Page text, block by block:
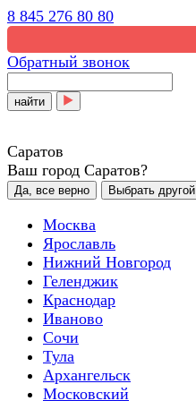
8 845 276 80 80
Обратный звонок
найти
Саратов
Ваш город Саратов?
Да, все верно Выбрать другой
Москва
Ярославль
Нижний Новгород
Геленджик
Краснодар
Иваново
Сочи
Тула
Архангельск
Московский